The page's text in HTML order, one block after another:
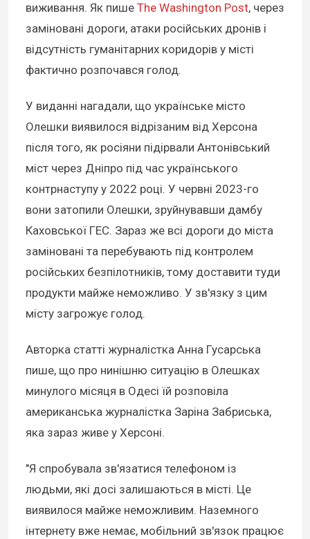
виживання. Як пише The Washington Post, через
заміновані дороги, атаки російських дронів і
відсутність гуманітарних коридорів у місті
фактично розпочався голод.
У виданні нагадали, що українське місто
Олешки виявилося відрізаним від Херсона
після того, як росіяни підірвали Антонівський
міст через Дніпро під час українського
контрнаступу у 2022 році. У червні 2023-го
вони затопили Олешки, зруйнувавши дамбу
Каховської ГЕС. Зараз же всі дороги до міста
заміновані та перебувають під контролем
російських безпілотників, тому доставити туди
продукти майже неможливо. У зв'язку з цим
місту загрожує голод.
Авторка статті журналістка Анна Гусарська
пише, що про нинішню ситуацію в Олешках
минулого місяця в Одесі їй розповіла
американська журналістка Заріна Забриська,
яка зараз живе у Херсоні.
"Я спробувала зв'язатися телефоном із
людьми, які досі залишаються в місті. Це
виявилося майже неможливим. Наземного
інтернету вже немає, мобільний зв'язок працює